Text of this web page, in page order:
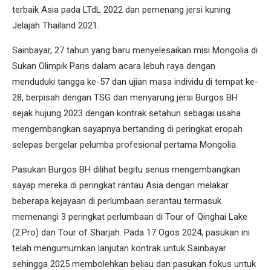
terbaik Asia pada LTdL 2022 dan pemenang jersi kuning
Jelajah Thailand 2021.
Sainbayar, 27 tahun yang baru menyelesaikan misi Mongolia di
Sukan Olimpik Paris dalam acara lebuh raya dengan
menduduki tangga ke-57 dan ujian masa individu di tempat ke-
28, berpisah dengan TSG dan menyarung jersi Burgos BH
sejak hujung 2023 dengan kontrak setahun sebagai usaha
mengembangkan sayapnya bertanding di peringkat eropah
selepas bergelar pelumba profesional pertama Mongolia.
Pasukan Burgos BH dilihat begitu serius mengembangkan
sayap mereka di peringkat rantau Asia dengan melakar
beberapa kejayaan di perlumbaan serantau termasuk
memenangi 3 peringkat perlumbaan di Tour of Qinghai Lake
(2.Pro) dan Tour of Sharjah. Pada 17 Ogos 2024, pasukan ini
telah mengumumkan lanjutan kontrak untuk Sainbayar
sehingga 2025 membolehkan beliau dan pasukan fokus untuk